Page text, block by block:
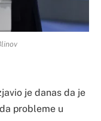
je danas da je
probleme u